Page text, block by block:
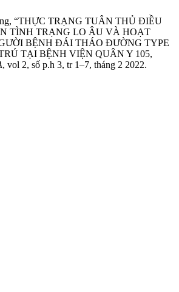
“THỰC TRẠNG TUÂN THỦ ĐIỀU
TÌNH TRẠNG LO ÂU VÀ HOẠT
BỆNH ĐÁI THÁO ĐƯỜNG TYPE
TẠI BỆNH VIỆN QUÂN Y 105,
, vol 2, số p.h 3, tr 1–7, tháng 2 2022.